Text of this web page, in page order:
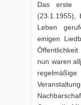
Das erste
(23.1.1955),
Leben
einigen
nun waren